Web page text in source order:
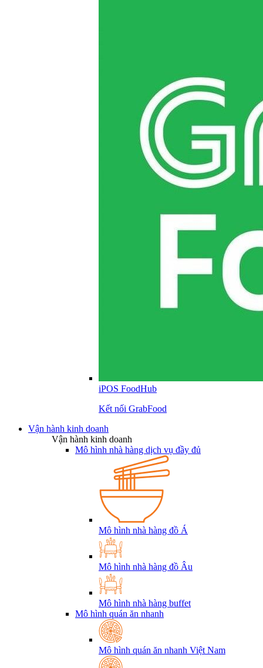
iPOS FoodHub
Kết nối GrabFood
Vận hành kinh doanh
Vận hành kinh doanh
Mô hình nhà hàng dịch vụ đầy đủ
Mô hình nhà hàng đồ Á
Mô hình nhà hàng đồ Âu
Mô hình nhà hàng buffet
Mô hình quán ăn nhanh
Mô hình quán ăn nhanh Việt Nam